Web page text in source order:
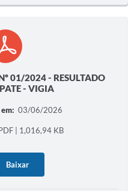
01/2024 - RESULTADO
- VIGIA
03/06/2026
| 1,016,94 KB
Baixar